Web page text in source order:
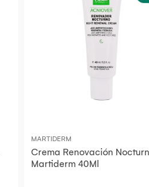
MARTIDERM
Crema Renovación
Martiderm 40Ml